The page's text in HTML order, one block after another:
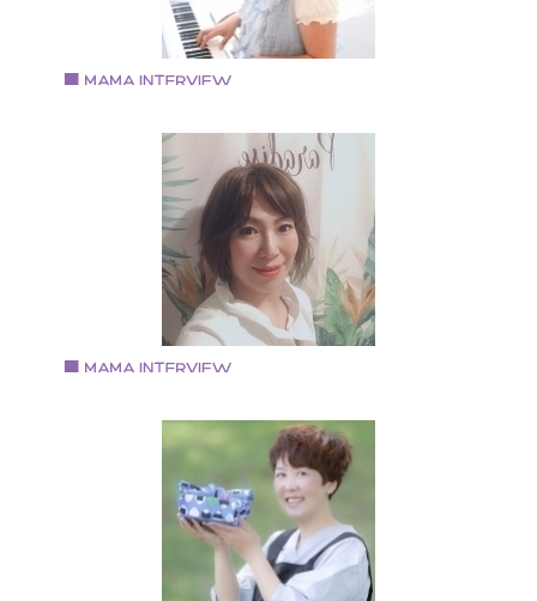
今安志保さん
・ピアニスト 作詞作曲 脚本家 ・赤ちゃんの笑顔ソムリ
エ ・感性共育 講師 ・株式会社オーリーコーポレーショ
ン 代表取締役社長 作詞、脚本、ラジオパーソナリティ
どもマルチに手掛ける。 ミュージシャンとしての活動
他、子育てや生き方のセミナーなどで共育プログラム
講演、提供している。
片山 方子さん
短大卒業後モロゾフ、メニュー開発部にてフレンチと
ャイニーズの融合レシピ考案 ホリデイイン南海2階ウエ
ディング&パーティ&ブッフェのチーフパティシエ パ
ーキ専門店「mg」にてフードコーディネーター 本町
トクッキングスクール講師 八尾市パティシエ岡田にて